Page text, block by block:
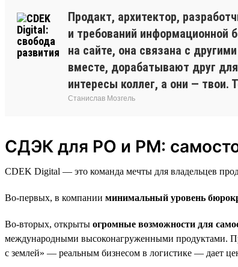
Продакт, архитектор,
и требований информационной
на сайте, она связана с
вместе, дорабатывают друг
интересы коллег, а они — твои.
Станислав Мозгель
СДЭК для PO и PM:
CDEK Digital — это команда мечты для владельцев
Во-первых, в компании минимальный уровень
Во-вторых, открыты огромные возможности для
международными высоконагруженными продуктами.
с землей» — реальным бизнесом в логистике — дает